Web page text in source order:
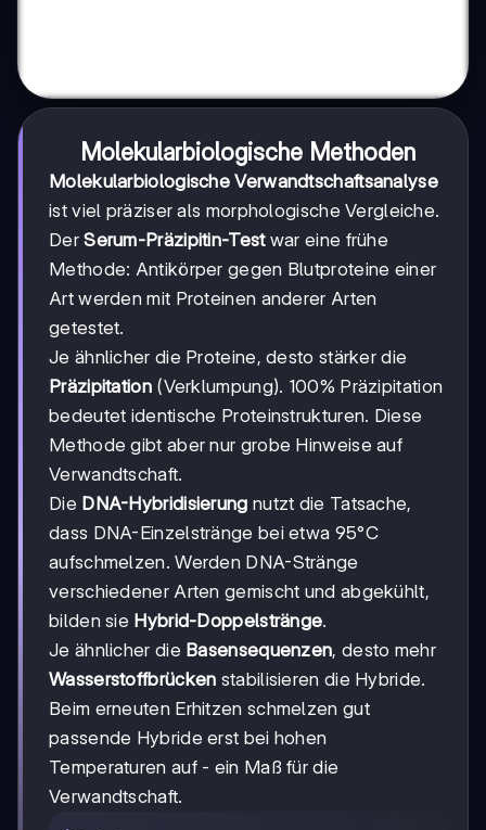
Molekularbiologische Methoden
Molekularbiologische Verwandtschaftsanalyse
ist viel präziser als morphologische Vergleiche.
DerSerum-Präzipitin-Testwar eine frühe
Methode: Antikörper gegen Blutproteine einer
Art werden mit Proteinen anderer Arten
getestet.
Je ähnlicher die Proteine, desto stärker die
Präzipitation(Verklumpung). 100% Präzipitation
bedeutet identische Proteinstrukturen. Diese
Methode gibt aber nur grobe Hinweise auf
Verwandtschaft.
Die DNA-Hybridisierung nutzt die Tatsache,
dass DNA-Einzelstränge bei etwa 95°C
aufschmelzen. Werden DNA-Stränge
verschiedener Arten gemischt und abgekühlt,
bilden sie Hybrid-Doppelstränge.
Je ähnlicher die Basensequenzen, desto mehr
Wasserstoffbrücken stabilisieren die Hybride.
Beim erneuten Erhitzen schmelzen gut
passende Hybride erst bei hohen
Temperaturen auf - ein Maß für die
Verwandtschaft.